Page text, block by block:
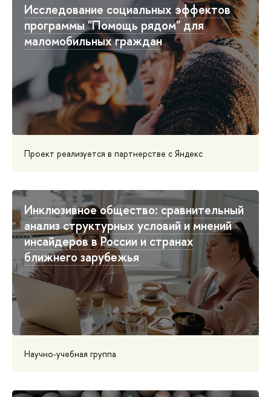
Исследование социальных эффектов
программы "Помощь рядом" для
маломобильных граждан
Проект реализуется в партнерстве с Яндекс
Инклюзивное общество: сравнительный
анализ структурных условий и мнений
инсайдеров в России и странах
ближнего зарубежья
Научно-учебная группа